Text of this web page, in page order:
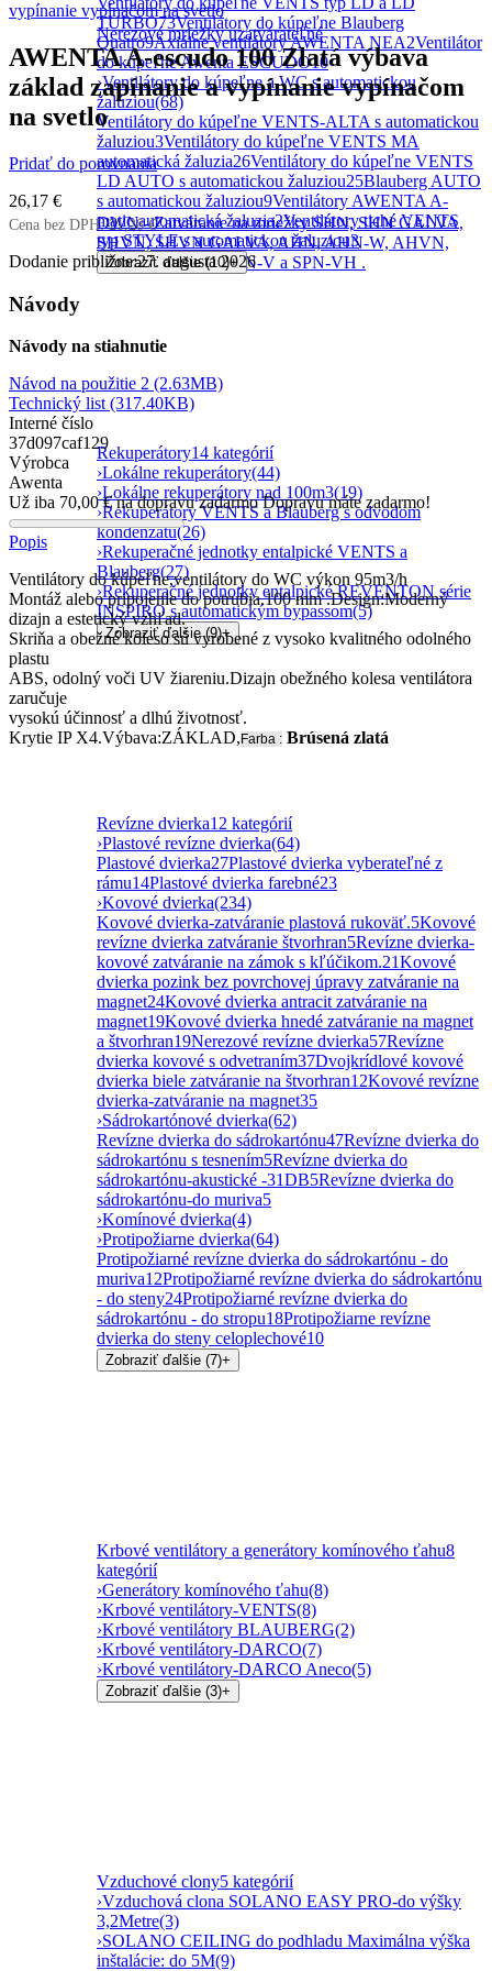
Nerezové mriežky uzatvárateľné
DWN - Zatváranie na mriežky SHN, SHN GALVA,
SHVN, SHVN GALVA, AHN, AHN-W, AHVN,
AHVN-W, ALG, SPN-V a SPN-VH .
TURBO73Ventilátory do kúpeľne Blauberg
Quatro9Axiálne ventilátory AWENTA NEA2Ventilátor
do kúpeľne Awenta ESCUDO10
›Ventilátory do kúpeľne a WC s automatickou
žalúziou(68)
Ventilátory do kúpeľne VENTS-ALTA s automatickou
žaluziou3Ventilátory do kúpeľne VENTS MA
automatická žaluzia26Ventilátory do kúpeľne VENTS
LD AUTO s automatickou žaluziou25Blauberg AUTO
s automatickou žaluziou9Ventilátory AWENTA A-
matic automatická žaluzia2Ventilátory tiché VENTS
typ STYLE s automatickou žaluziou3
Zobraziť ďalšie (10)+
Rekuperátory14 kategórií
›Lokálne rekuperátory(44)
›Lokálne rekuperátory nad 100m3(19)
›Rekuperátory VENTS a Blauberg s odvodom
kondenzátu(26)
›Rekuperačné jednotky entalpické VENTS a
Blauberg(27)
›Rekuperačné jednotky entalpické REVENTON série
INSPIRO s automatickým bypassom(5)
Zobraziť ďalšie (9)+
Revízne dvierka12 kategórií
›Plastové revízne dvierka(64)
Plastové dvierka27Plastové dvierka vyberateľné z
rámu14Plastové dvierka farebné23
›Kovové dvierka(234)
Kovové dvierka-zatváranie plastová rukoväť.5Kovové
revízne dvierka zatváranie štvorhran5Revízne dvierka-
kovové zatváranie na zámok s kľúčikom.21Kovové
dvierka pozink bez povrchovej úpravy zatváranie na
magnet24Kovové dvierka antracit zatváranie na
magnet19Kovové dvierka hnedé zatváranie na magnet
a štvorhran19Nerezové revízne dvierka57Revízne
dvierka kovové s odvetraním37Dvojkrídlové kovové
dvierka biele zatváranie na štvorhran12Kovové revízne
dvierka-zatváranie na magnet35
›Sádrokartónové dvierka(62)
Revízne dvierka do sádrokartónu47Revízne dvierka do
sádrokartónu s tesnením5Revízne dvierka do
sádrokartónu-akustické -31DB5Revízne dvierka do
sádrokartónu-do muriva5
›Komínové dvierka(4)
›Protipožiarne dvierka(64)
Protipožiarné revízne dvierka do sádrokartónu - do
muriva12Protipožiarné revízne dvierka do sádrokartónu
- do steny24Protipožiarné revízne dvierka do
sádrokartónu - do stropu18Protipožiarne revízne
dvierka do steny celoplechové10
Zobraziť ďalšie (7)+
Krbové ventilátory a generátory komínového ťahu8
kategórií
›Generátory komínového ťahu(8)
›Krbové ventilátory-VENTS(8)
›Krbové ventilátory BLAUBERG(2)
›Krbové ventilátory-DARCO(7)
›Krbové ventilátory-DARCO Aneco(5)
Zobraziť ďalšie (3)+
Vzduchové clony5 kategórií
›Vzduchová clona SOLANO EASY PRO-do výšky
3,2Metre(3)
›SOLANO CEILING do podhladu Maximálna výška
inštalácie: do 5M(9)
AWENTA A-escudo 100 Zlatá výbava
základ zapínanie a vypínanie vypínačom
na svetlo
Pridať do porovnania
26,17 €
Cena bez DPH:21,28€
Dodanie približne:27. augusta 2026
Návody
Návody na stiahnutie
Návod na použitie 2 (2.63MB)
Technický list (317.40KB)
Interné číslo
37d097caf129
Výrobca
Awenta
Už iba 70,00€na dopravu zadarmo Dopravu máte zadarmo!
Popis
Ventilátory do kúpeľne,ventilátory do WC výkon 95m3/h
Montáž alebo pripojenie do potrubia.100 mm .Design:Moderný
dizajn a estetický vzhľad.
Skriňa a obežné koleso sú vyrobené z vysoko kvalitného odolného
plastu
ABS, odolný voči UV žiareniu.Dizajn obežného kolesa ventilátora
zaručuje
vysokú účinnosť a dlhú životnosť.
Krytie IP X4.Výbava:ZÁKLAD, Farba : Brúsená zlatá